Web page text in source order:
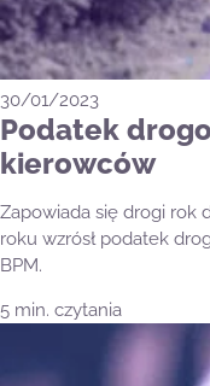
30/01/2023
Podatek
kierowców
Zapowiada się drogi rok
roku wzrósł podatek
BPM.
5 min. czytania